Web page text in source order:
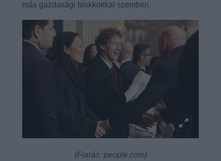
más gazdasági blokkokkal szemben.
(Forrás: people.com)